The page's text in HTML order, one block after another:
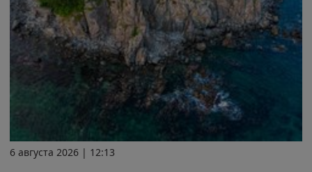
6 августа 2026 | 12:13